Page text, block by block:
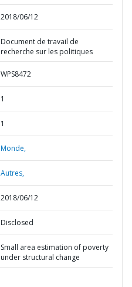
2018/06/12
Document de travail de
recherche sur les politiques
WPS8472
1
1
Monde,
Autres,
2018/06/12
Disclosed
Small area estimation of poverty
under structural change